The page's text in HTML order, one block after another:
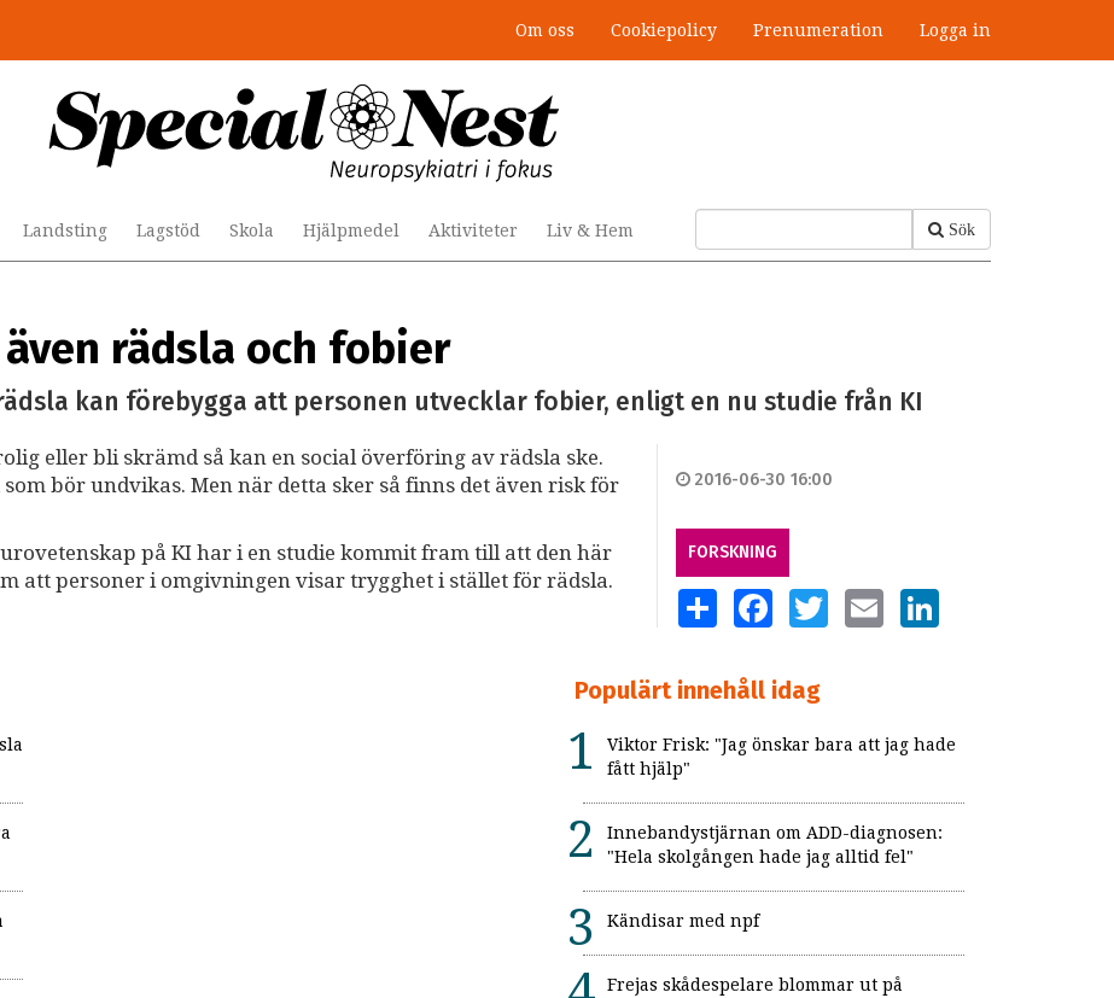
Om oss Cookiepolicy Prenumeration Logga in
Sök
Landsting Lagstöd Skola Hjälpmedel Aktiviteter Liv & Hem
rädsla och fobier
kan förebygga att personen utvecklar fobier, enligt en nu studie från KI
eller bli skrämd så kan en social överföring av rädsla ske.
bör undvikas. Men när detta sker så finns det även risk för
på KI har i en studie kommit fram till att den här
att personer i omgivningen visar trygghet i stället för rädsla.
2016-06-30 16:00
FORSKNING
SHARE FACEBOOKTWITTEREMAIL LINKEDIN
Populärt innehåll idag
Viktor Frisk: "Jag önskar bara att jag hade
fått hjälp"
Innebandystjärnan om ADD-diagnosen:
"Hela skolgången hade jag alltid fel"
Kändisar med npf
Frejas skådespelare blommar ut på